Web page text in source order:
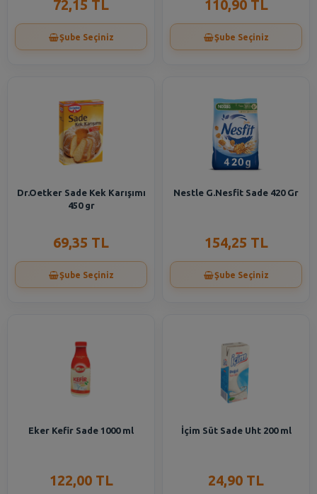
72,15 TL
Şube Seçiniz
110,90 TL
Şube Seçiniz
Dr.Oetker Sade Kek Karışımı
450 gr
69,35 TL
Şube Seçiniz
Nestle G.Nesfit Sade 420 Gr
154,25 TL
Şube Seçiniz
Eker Kefir Sade 1000 ml
122,00 TL
İçim Süt Sade Uht 200 ml
24,90 TL